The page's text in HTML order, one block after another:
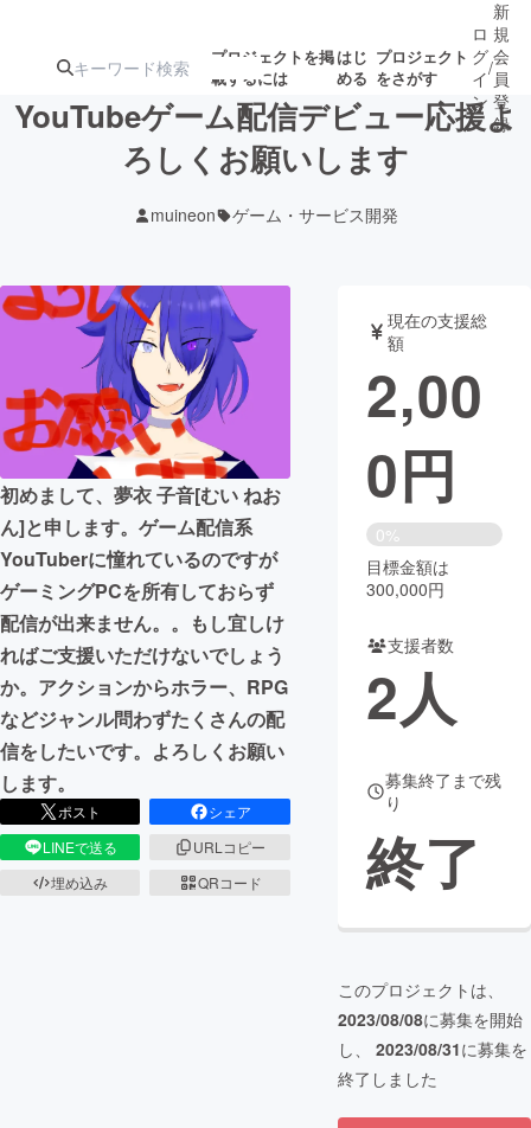
プロジェクトを掲
載するには
はじ
める
プロジェクト
をさがす
ターン
ジェクト
ロジェクト
アート・写真 音楽
テクノロジー・ガジェット ゲーム・サ
映像・映画 書籍・雑誌
ビジネス・起業 チャレンジ
まちづくり・地域活性化
CAMPFIRE for Social Good
CAMPFIRE Creation
CAMPFIREふるさと納税machi-ya コミュニティ
ロ
グ
イ
ン
/
新
規
会
員
登
録
YouTubeゲーム配信デビュー応援よ
ろしくお願いします
muineon ゲーム・サービス開発
初めまして、夢衣 子音[むい ねお
ん]と申します。ゲーム配信系
YouTuberに憧れているのですが
ゲーミングPCを所有しておらず
配信が出来ません。。もし宜しけ
ればご支援いただけないでしょう
か。アクションからホラー、RPG
などジャンル問わずたくさんの配
信をしたいです。よろしくお願い
します。
ポスト
シェア
LINEで送る
URLコピー
埋め込み
QRコード
現在の支援総
額
2,00
0円
0%
目標金額は
300,000円
支援者数
2人
募集終了まで残
り
終了
このプロジェクトは、
2023/08/08に募集を開始
し、 2023/08/31に募集を
終了しました